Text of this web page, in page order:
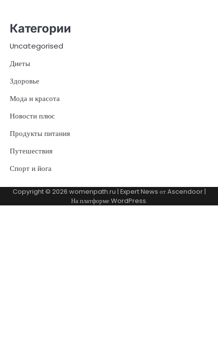
Категории
Uncategorised
Диеты
Здоровье
Мода и красота
Новости плюс
Продукты питания
Путешествия
Спорт и йога
Copyright © 2026 womenpath.ru | Expert News отAscendoor|
На платформеWordPress.